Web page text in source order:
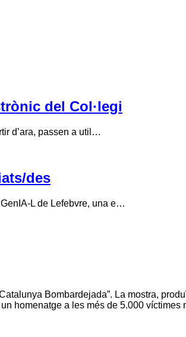
del Col·legi
d’ara, passen a util…
des
L de Lefebvre, una e…
Bombardejada”. La mostra,
homenatge a les més de 5.000